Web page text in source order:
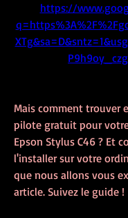
https://
Mais comment trouver
pilote gratuit pour
Epson Stylus C46 ? Et
l'installer sur votre
que nous allons vous
article. Suivez le guide !